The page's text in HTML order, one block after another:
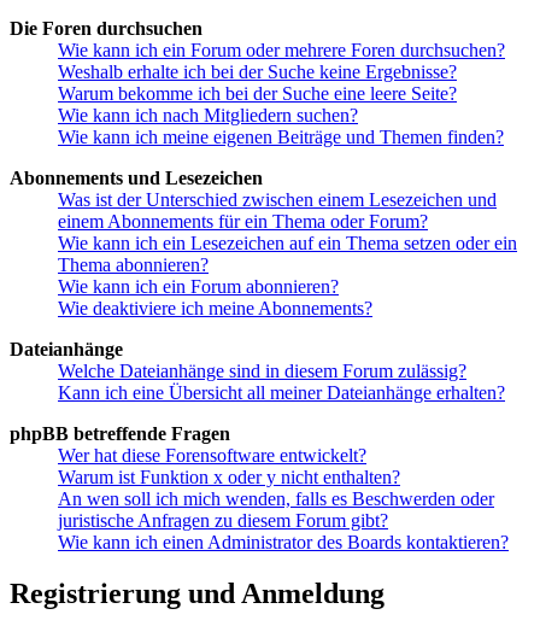
Die Foren durchsuchen
Wie kann ich ein Forum oder mehrere Foren durchsuchen?
Weshalb erhalte ich bei der Suche keine Ergebnisse?
Warum bekomme ich bei der Suche eine leere Seite?
Wie kann ich nach Mitgliedern suchen?
Wie kann ich meine eigenen Beiträge und Themen finden?
Abonnements und Lesezeichen
Was ist der Unterschied zwischen einem Lesezeichen und
einem Abonnements für ein Thema oder Forum?
Wie kann ich ein Lesezeichen auf ein Thema setzen oder ein
Thema abonnieren?
Wie kann ich ein Forum abonnieren?
Wie deaktiviere ich meine Abonnements?
Dateianhänge
Welche Dateianhänge sind in diesem Forum zulässig?
Kann ich eine Übersicht all meiner Dateianhänge erhalten?
phpBB betreffende Fragen
Wer hat diese Forensoftware entwickelt?
Warum ist Funktion x oder y nicht enthalten?
An wen soll ich mich wenden, falls es Beschwerden oder
juristische Anfragen zu diesem Forum gibt?
Wie kann ich einen Administrator des Boards kontaktieren?
Registrierung und Anmeldung